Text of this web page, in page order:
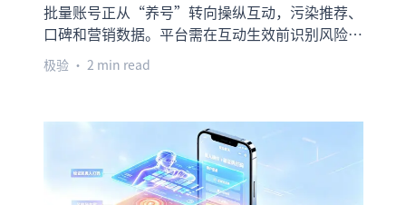
批量账号正从“养号”转向操纵互动，污染推荐、
口碑和营销数据。平台需在互动生效前识别风险，
拦截虚假评论、弹幕和福利套利，守住真实用户信
号。
极验• 2 min read